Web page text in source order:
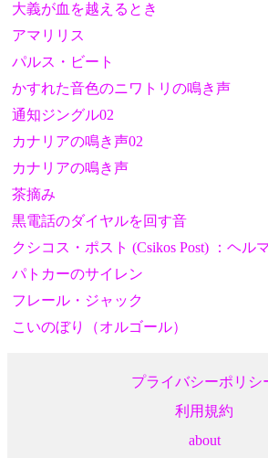
大義が血を越えるとき
アマリリス
パルス・ビート
かすれた音色のニワトリの鳴き声
通知ジングル02
カナリアの鳴き声02
カナリアの鳴き声
茶摘み
黒電話のダイヤルを回す音
クシコス・ポスト (Csikos Post) ：ヘル
パトカーのサイレン
フレール・ジャック
こいのぼり（オルゴール）
プライバシーポリシ
利用規約
about